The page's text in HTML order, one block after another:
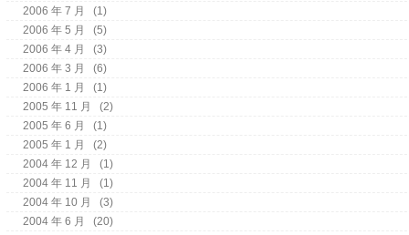
2006 年 7 月
(1)
2006 年 5 月
(5)
2006 年 4 月
(3)
2006 年 3 月
(6)
2006 年 1 月
(1)
2005 年 11 月
(2)
2005 年 6 月
(1)
2005 年 1 月
(2)
2004 年 12 月
(1)
2004 年 11 月
(1)
2004 年 10 月
(3)
2004 年 6 月
(20)